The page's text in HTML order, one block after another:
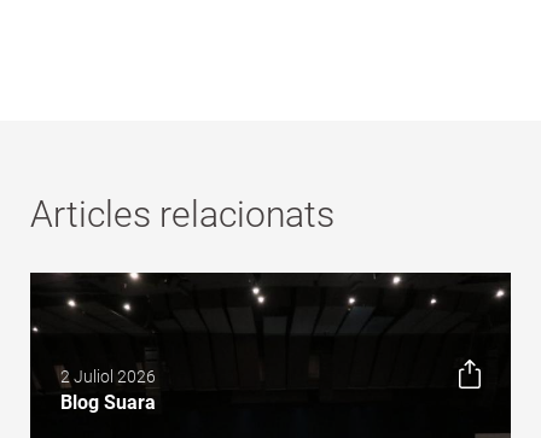
Articles relacionats
2 Juliol 2026
Blog Suara